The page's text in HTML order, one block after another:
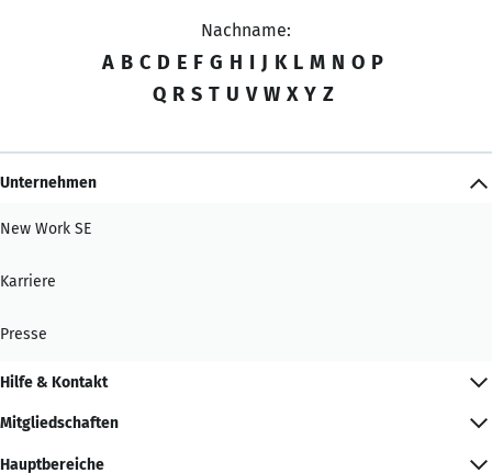
Nachname:
A B C D E F G H I J K L M N O P
Q R S T U V W X Y Z
Unternehmen
New Work SE
Karriere
Presse
Hilfe & Kontakt
Mitgliedschaften
Hauptbereiche